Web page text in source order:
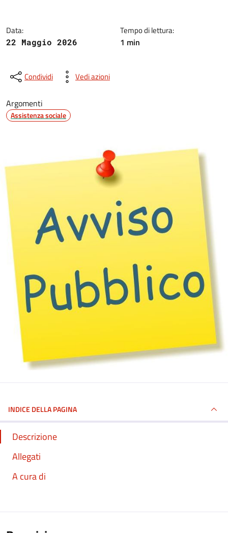
Data:
22 Maggio 2026
Tempo di lettura:
1 min
Condividi Vedi azioni
Argomenti
Assistenza sociale
INDICE DELLA PAGINA
Descrizione
Allegati
A cura di